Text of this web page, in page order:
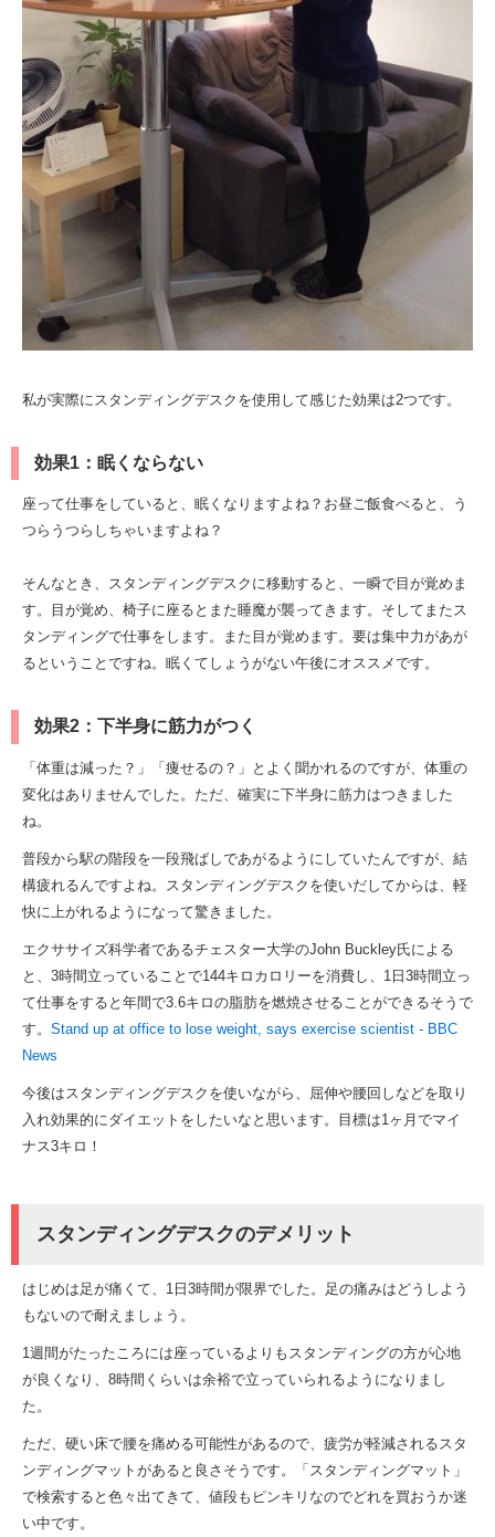
私が実際にスタンディングデスクを使用して感じた効果は2つです。
効果1：眠くならない
座って仕事をしていると、眠くなりますよね？お昼ご飯食べると、う
つらうつらしちゃいますよね？
そんなとき、スタンディングデスクに移動すると、一瞬で目が覚めま
す。目が覚め、椅子に座るとまた睡魔が襲ってきます。そしてまたス
タンディングで仕事をします。また目が覚めます。要は集中力があが
るということですね。眠くてしょうがない午後にオススメです。
効果2：下半身に筋力がつく
「体重は減った？」「痩せるの？」とよく聞かれるのですが、体重の
変化はありませんでした。ただ、確実に下半身に筋力はつきました
ね。
普段から駅の階段を一段飛ばしであがるようにしていたんですが、結
構疲れるんですよね。スタンディングデスクを使いだしてからは、軽
快に上がれるようになって驚きました。
エクササイズ科学者であるチェスター大学のJohn Buckley氏による
と、3時間立っていることで144キロカロリーを消費し、1日3時間立っ
て仕事をすると年間で3.6キロの脂肪を燃焼させることができるそうで
す。 Stand up at office to lose weight, says exercise scientist - BBC
News
今後はスタンディングデスクを使いながら、屈伸や腰回しなどを取り
入れ効果的にダイエットをしたいなと思います。目標は1ヶ月でマイ
ナス3キロ！
スタンディングデスクのデメリット
はじめは足が痛くて、1日3時間が限界でした。足の痛みはどうしよう
もないので耐えましょう。
1週間がたったころには座っているよりもスタンディングの方が心地
が良くなり、8時間くらいは余裕で立っていられるようになりまし
た。
ただ、硬い床で腰を痛める可能性があるので、疲労が軽減されるスタ
ンディングマットがあると良さそうです。「スタンディングマット」
で検索すると色々出てきて、値段もピンキリなのでどれを買おうか迷
い中です。